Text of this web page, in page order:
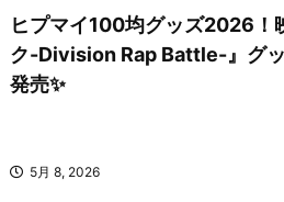
ヒプマイ100均グッズ2026！
ク-Division Rap Battle-』グ
発売✨
5月 8, 2026